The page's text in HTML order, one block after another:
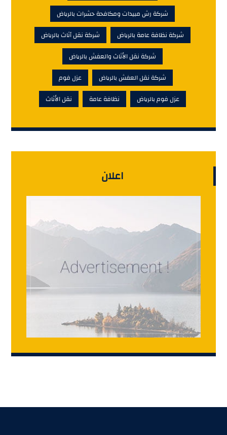
شركة رش مبيدات ومكافحة حشرات بالرياض
شركة نظافة عامة بالرياض
شركة نقل أثاث بالرياض
شركة نقل الأثاث والعفش بالرياض
شركة نقل العفش بالرياض
عزل فوم
عزل فوم بالرياض
نظافة عامة نقل الأثاث
اعلان